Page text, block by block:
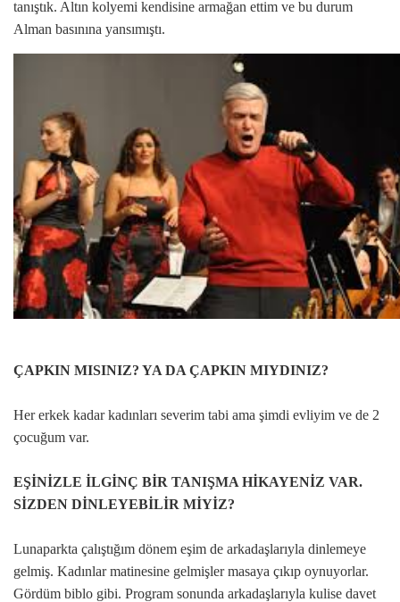
tanıştık. Altın kolyemi kendisine armağan ettim ve bu durum
Alman basınına yansımıştı.
ÇAPKIN MISINIZ? YA DA ÇAPKIN MIYDINIZ?
Her erkek kadar kadınları severim tabi ama şimdi evliyim ve de 2
çocuğum var.
EŞİNİZLE İLGİNÇ BİR TANIŞMA HİKAYENİZ VAR.
SİZDEN DİNLEYEBİLİR MİYİZ?
Lunaparkta çalıştığım dönem eşim de arkadaşlarıyla dinlemeye
gelmiş. Kadınlar matinesine gelmişler masaya çıkıp oynuyorlar.
Gördüm biblo gibi. Program sonunda arkadaşlarıyla kulise davet